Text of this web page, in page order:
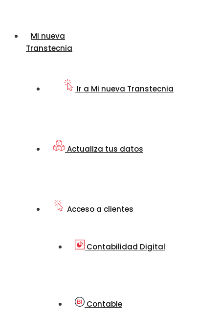
Mi nueva
Transtecnia
Ir a Mi nueva Transtecnia
Actualiza tus datos
Acceso a clientes
Contabilidad Digital
Contable